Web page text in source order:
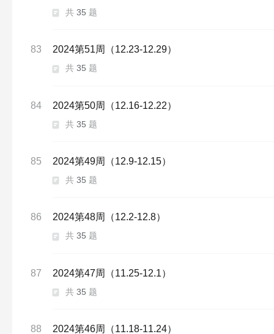
共 35 题
83 2024第51周（12.23-12.29）
共 35 题
84 2024第50周（12.16-12.22）
共 35 题
85 2024第49周（12.9-12.15）
共 35 题
86 2024第48周（12.2-12.8）
共 35 题
87 2024第47周（11.25-12.1）
共 35 题
88 2024第46周（11.18-11.24）